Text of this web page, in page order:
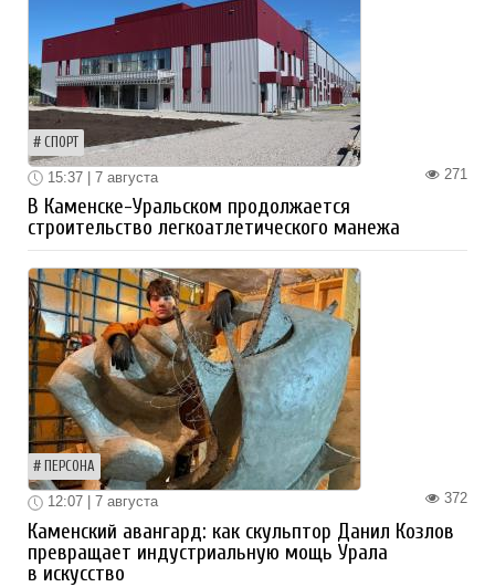
СПОРТ
271
15:37 | 7 августа
В Каменске-Уральском продолжается
строительство легкоатлетического манежа
ПЕРСОНА
372
12:07 | 7 августа
Каменский авангард: как скульптор Данил Козлов
превращает индустриальную мощь Урала
в искусство